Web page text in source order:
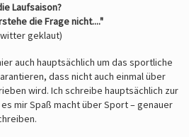
Laufsaison?
die Frage nicht...."
geklaut)
auch hauptsächlich um das sportliche
dass nicht auch einmal über
wird. Ich schreibe hauptsächlich zur
mir Spaß macht über Sport – genauer